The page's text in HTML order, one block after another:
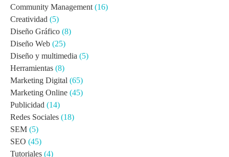
Community Management(16)
Creatividad (5)
Diseño Gráfico (8)
Diseño Web (25)
Diseño y multimedia (5)
Herramientas (8)
Marketing Digital (65)
Marketing Online (45)
Publicidad (14)
Redes Sociales (18)
SEM (5)
SEO (45)
Tutoriales (4)